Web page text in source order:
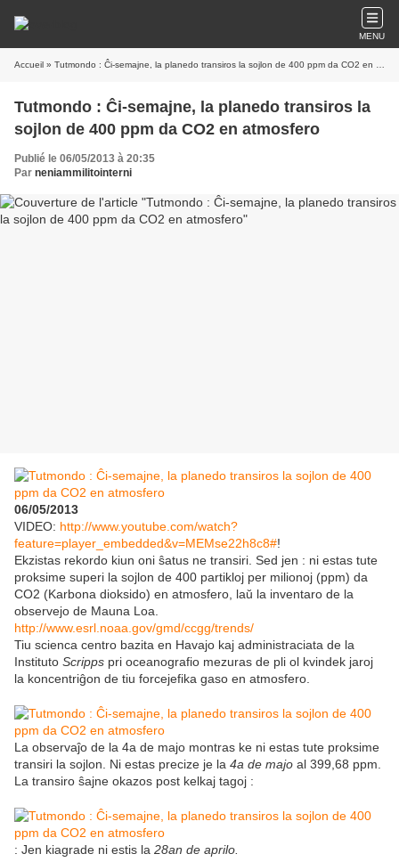
MENU
Accueil » Tutmondo : Ĉi-semajne, la planedo transiros la sojlon de 400 ppm da CO2 en atmosfero
Tutmondo : Ĉi-semajne, la planedo transiros la
sojlon de 400 ppm da CO2 en atmosfero
Publié le 06/05/2013 à 20:35
Par neniammilitointerni
06/05/2013
VIDEO: http://www.youtube.com/watch?
feature=player_embedded&v=MEMse22h8c8#!
Ekzistas rekordo kiun oni ŝatus ne transiri. Sed jen : ni estas tute
proksime superi la sojlon de 400 partikloj per milionoj (ppm) da
CO2 (Karbona dioksido) en atmosfero, laŭ la inventaro de la
observejo de Mauna Loa.
http://www.esrl.noaa.gov/gmd/ccgg/trends/
Tiu scienca centro bazita en Havajo kaj administraciata de la
Instituto Scripps pri oceanografio mezuras de pli ol kvindek jaroj
la koncentriĝon de tiu forcejefika gaso en atmosfero.
La observaĵo de la 4a de majo montras ke ni estas tute proksime
transiri la sojlon. Ni estas precize je la 4a de majo al 399,68 ppm.
La transiro ŝajne okazos post kelkaj tagoj :
: Jen kiagrade ni estis la 28an de aprilo.